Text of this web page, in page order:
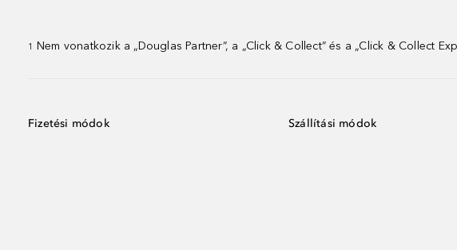
1 Nem vonatkozik a „Douglas Partner”, a „Click & Collect” és a „Click & Collect
Fizetési módok Szállítási módok